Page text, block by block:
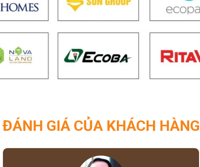
ĐÁNH GIÁ CỦA KHÁCH HÀNG